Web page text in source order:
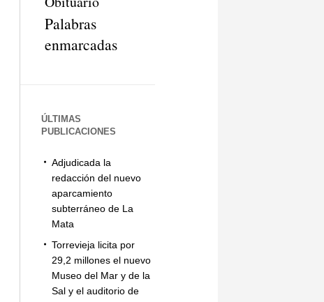
Palabras
enmarcadas
ÚLTIMAS
PUBLICACIONES
Adjudicada la
redacción del nuevo
aparcamiento
subterráneo de La
Mata
Torrevieja licita por
29,2 millones el nuevo
Museo del Mar y de la
Sal y el auditorio de